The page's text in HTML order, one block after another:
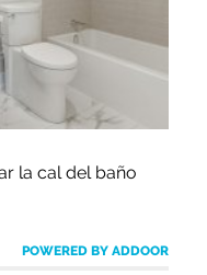
la cal del baño
POWERED BY ADDOOR